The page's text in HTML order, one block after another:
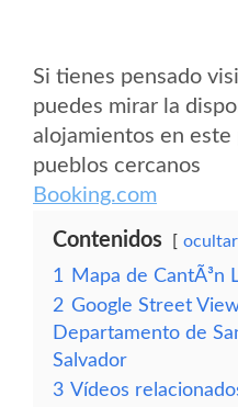
Si tienes pensado
puedes mirar la
alojamientos en este
pueblos cercanos
Booking.com
Contenidos ocultar
1
Mapa de CantÃ³n
2 Google Street
Departamento de
Salvador
3 Vídeos